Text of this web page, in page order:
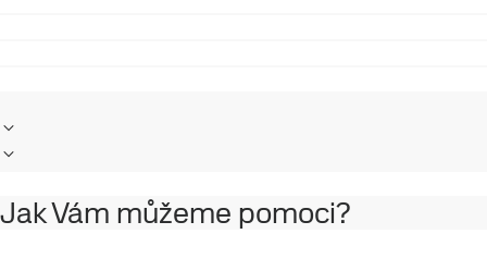
Jak Vám můžeme pomoci?